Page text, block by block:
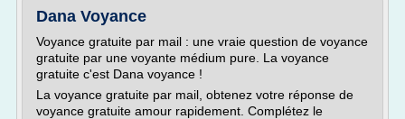
Dana Voyance
Voyance gratuite par mail : une vraie question de voyance
gratuite par une voyante médium pure. La voyance
gratuite c'est Dana voyance !
La voyance gratuite par mail, obtenez votre réponse de
voyance gratuite amour rapidement. Complétez le